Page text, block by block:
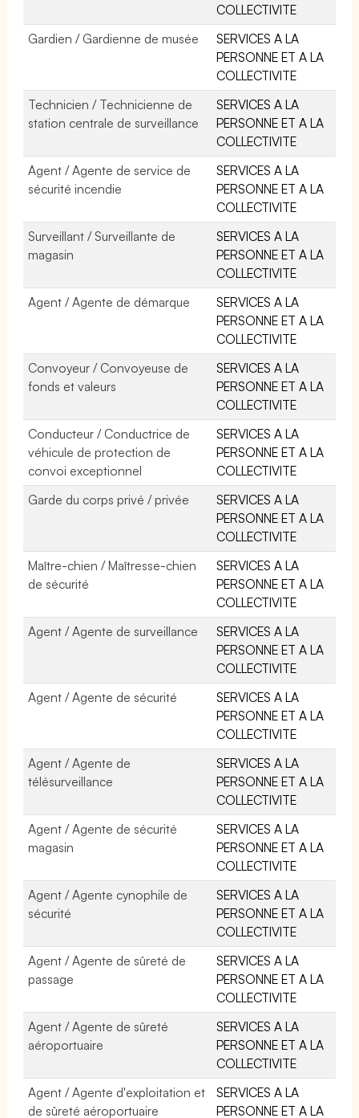
COLLECTIVITE
Gardien / Gardienne de musée
SERVICES A LA
PERSONNE ET A LA
COLLECTIVITE
Technicien / Technicienne de
station centrale de surveillance
SERVICES A LA
PERSONNE ET A LA
COLLECTIVITE
Agent / Agente de service de
sécurité incendie
SERVICES A LA
PERSONNE ET A LA
COLLECTIVITE
Surveillant / Surveillante de
magasin
SERVICES A LA
PERSONNE ET A LA
COLLECTIVITE
Agent / Agente de démarque
SERVICES A LA
PERSONNE ET A LA
COLLECTIVITE
Convoyeur / Convoyeuse de
fonds et valeurs
SERVICES A LA
PERSONNE ET A LA
COLLECTIVITE
Conducteur / Conductrice de
véhicule de protection de
convoi exceptionnel
SERVICES A LA
PERSONNE ET A LA
COLLECTIVITE
Garde du corps privé / privée
SERVICES A LA
PERSONNE ET A LA
COLLECTIVITE
Maître-chien / Maîtresse-chien
de sécurité
SERVICES A LA
PERSONNE ET A LA
COLLECTIVITE
Agent / Agente de surveillance
SERVICES A LA
PERSONNE ET A LA
COLLECTIVITE
Agent / Agente de sécurité
SERVICES A LA
PERSONNE ET A LA
COLLECTIVITE
Agent / Agente de
télésurveillance
SERVICES A LA
PERSONNE ET A LA
COLLECTIVITE
Agent / Agente de sécurité
magasin
SERVICES A LA
PERSONNE ET A LA
COLLECTIVITE
Agent / Agente cynophile de
sécurité
SERVICES A LA
PERSONNE ET A LA
COLLECTIVITE
Agent / Agente de sûreté de
passage
SERVICES A LA
PERSONNE ET A LA
COLLECTIVITE
Agent / Agente de sûreté
aéroportuaire
SERVICES A LA
PERSONNE ET A LA
COLLECTIVITE
Agent / Agente d'exploitation et
de sûreté aéroportuaire
SERVICES A LA
PERSONNE ET A LA